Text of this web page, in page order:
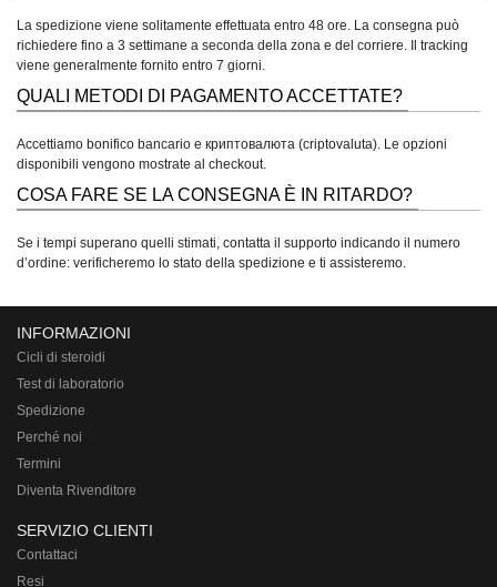
La spedizione viene solitamente effettuata entro 48 ore. La consegna può
richiedere fino a 3 settimane a seconda della zona e del corriere. Il tracking
viene generalmente fornito entro 7 giorni.
QUALI METODI DI PAGAMENTO ACCETTATE?
Accettiamo bonifico bancario e криптовалюта (criptovaluta). Le opzioni
disponibili vengono mostrate al checkout.
COSA FARE SE LA CONSEGNA È IN RITARDO?
Se i tempi superano quelli stimati, contatta il supporto indicando il numero
d’ordine: verificheremo lo stato della spedizione e ti assisteremo.
INFORMAZIONI
Cicli di steroidi
Test di laboratorio
Spedizione
Perché noi
Termini
Diventa Rivenditore
SERVIZIO CLIENTI
Contattaci
Resi